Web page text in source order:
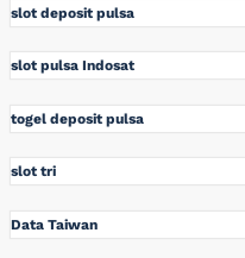
slot deposit pulsa
slot pulsa Indosat
togel deposit pulsa
slot tri
Data Taiwan